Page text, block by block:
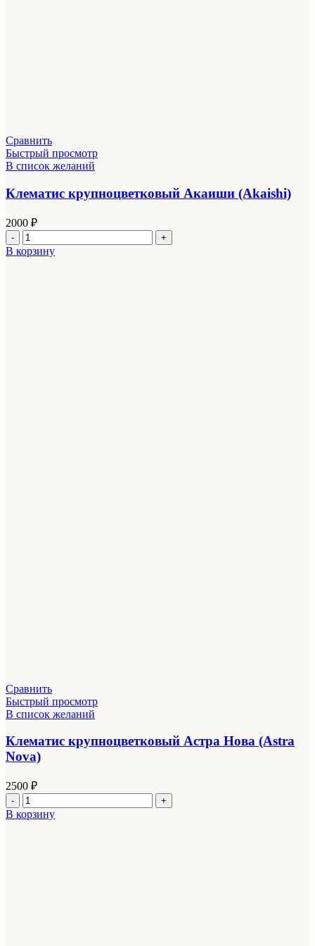
Сравнить
Быстрый просмотр
В список желаний
Клематис крупноцветковый Акаиши (Akaishi)
2000 ₽
Количество
товара
Клематис
В корзину
Сравнить
Быстрый просмотр
В список желаний
Клематис крупноцветковый Астра Нова (Astra
Nova)
2500 ₽
Количество
товара
Клематис
В корзину